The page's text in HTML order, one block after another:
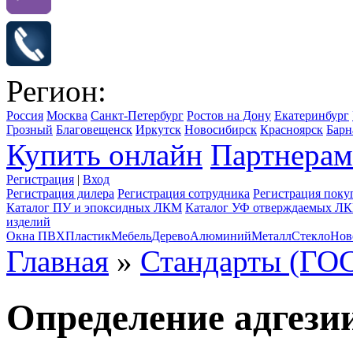
Регион:
Россия Москва Санкт-Петербург Ростов на Дону Екатеринбург
Грозный Благовещенск Иркутск Новосибирск Красноярск
Купить онлайн Партнерам
Регистрация | Вход
Регистрация дилера Регистрация сотрудника Регистрация
Каталог ПУ и эпоксидных ЛКМ Каталог УФ отверждаемых
изделий
Окна ПВХПластикМебельДеревоАлюминийМеталлСтекло
Главная » Стандарты
Определение